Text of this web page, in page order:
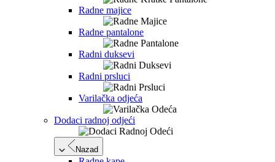
Radne majice
Radne pantalone
Radni duksevi
Radni prsluci
Varilačka odjeća
Dodaci radnoj odjeći
Nazad